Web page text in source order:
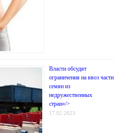
Власти обсудят
ограничения на ввоз части
семян из
недружественных
стран»/>
17.02.2023